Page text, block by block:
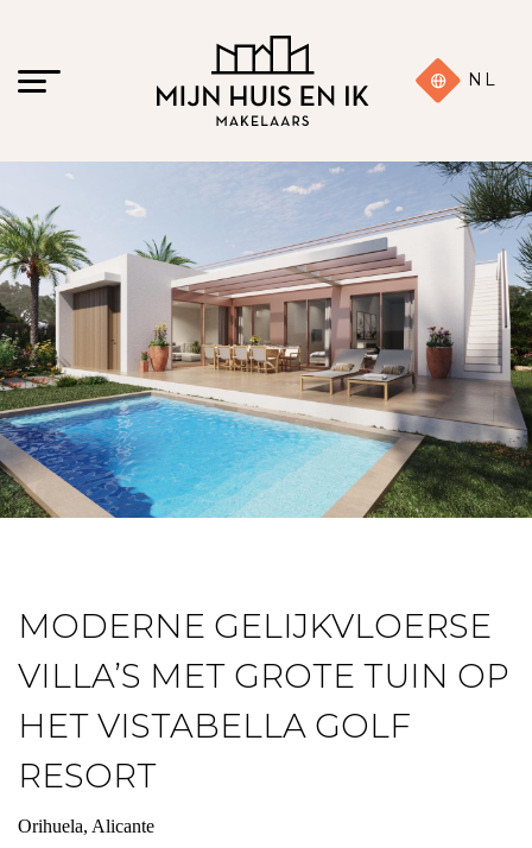
NL
11 foto's
MODERNE GELIJKVLOERSE
VILLA’S MET GROTE TUIN OP
HET VISTABELLA GOLF
RESORT
Orihuela, Alicante